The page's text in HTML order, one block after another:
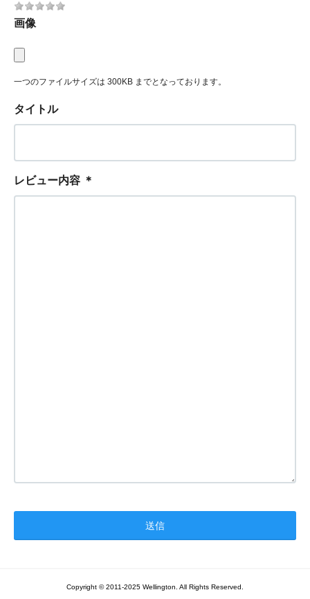
画像
一つのファイルサイズは 300KB までとなっております。
タイトル
レビュー内容 ＊
Copyright © 2011-2025 Wellington. All Rights Reserved.